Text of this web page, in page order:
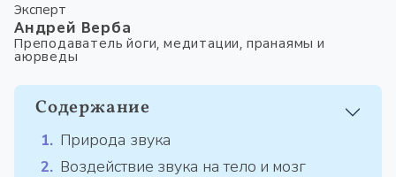
Эксперт
Андрей Верба
Преподаватель йоги, медитации, пранаямы и
аюрведы
Содержание
Природа звука
Воздействие звука на тело и мозг